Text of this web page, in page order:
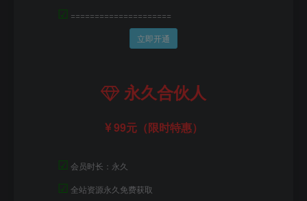
☑ =====================
立即开通
永久合伙人
99元（限时特惠）
☑ 会员时长：永久
☑ 全站资源永久免费获取